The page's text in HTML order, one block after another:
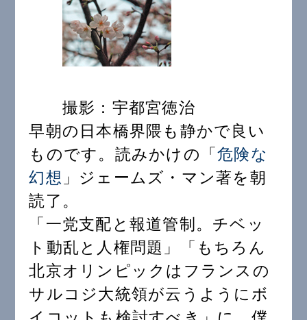
撮影：宇都宮徳治
早朝の日本橋界隈も静かで良い
ものです。読みかけの「危険な
幻想 」ジェームズ・マン著を朝
読了。
「一党支配と報道管制。チベッ
ト動乱と人権問題」「もちろん
北京オリンピックはフランスの
サルコジ大統領が云うようにボ